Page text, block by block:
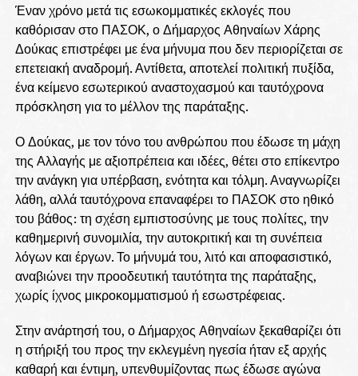
Έναν χρόνο μετά τις εσωκομματικές εκλογές που
καθόρισαν στο ΠΑΣΟΚ, ο Δήμαρχος Αθηναίων Χάρης
Δούκας επιστρέφει με ένα μήνυμα που δεν περιορίζεται σε
επετειακή αναδρομή. Αντίθετα, αποτελεί πολιτική πυξίδα,
ένα κείμενο εσωτερικού αναστοχασμού και ταυτόχρονα
πρόσκληση για το μέλλον της παράταξης.
Ο Δούκας, με τον τόνο του ανθρώπου που έδωσε τη μάχη
της Αλλαγής με αξιοπρέπεια και ιδέες, θέτει στο επίκεντρο
την ανάγκη για υπέρβαση, ενότητα και τόλμη. Αναγνωρίζει
λάθη, αλλά ταυτόχρονα επαναφέρει το ΠΑΣΟΚ στο ηθικό
του βάθος: τη σχέση εμπιστοσύνης με τους πολίτες, την
καθημερινή συνομιλία, την αυτοκριτική και τη συνέπεια
λόγων και έργων. Το μήνυμά του, λιτό και αποφασιστικό,
αναβιώνει την προοδευτική ταυτότητα της παράταξης,
χωρίς ίχνος μικροκομματισμού ή εσωστρέφειας.
Στην ανάρτησή του, ο Δήμαρχος Αθηναίων ξεκαθαρίζει ότι
η στήριξή του προς την εκλεγμένη ηγεσία ήταν εξ αρχής
καθαρή και έντιμη, υπενθυμίζοντας πως έδωσε αγώνα